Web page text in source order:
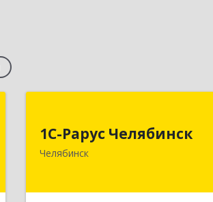
1С-Рарус Челябинск
Челябинск
454091, Челябинская обл,